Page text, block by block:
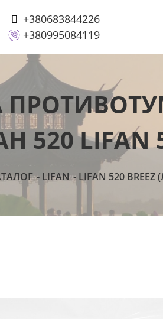
+380683844226
+380995084119
520 LIFAN
LIFAN LIFAN 520